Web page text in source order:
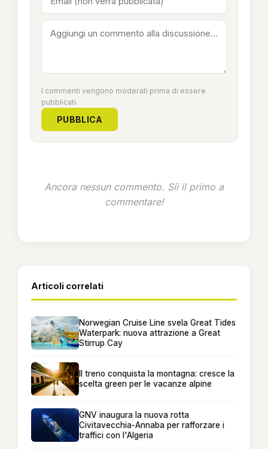
I commenti vengono moderati prima di essere
pubblicati.
PUBBLICA
Ancora nessun commento. Sii il primo a
commentare!
Articoli correlati
Norwegian Cruise Line svela Great Tides
Waterpark: nuova attrazione a Great
Stirrup Cay
Il treno conquista la montagna: cresce la
scelta green per le vacanze alpine
GNV inaugura la nuova rotta
Civitavecchia-Annaba per rafforzare i
traffici con l'Algeria